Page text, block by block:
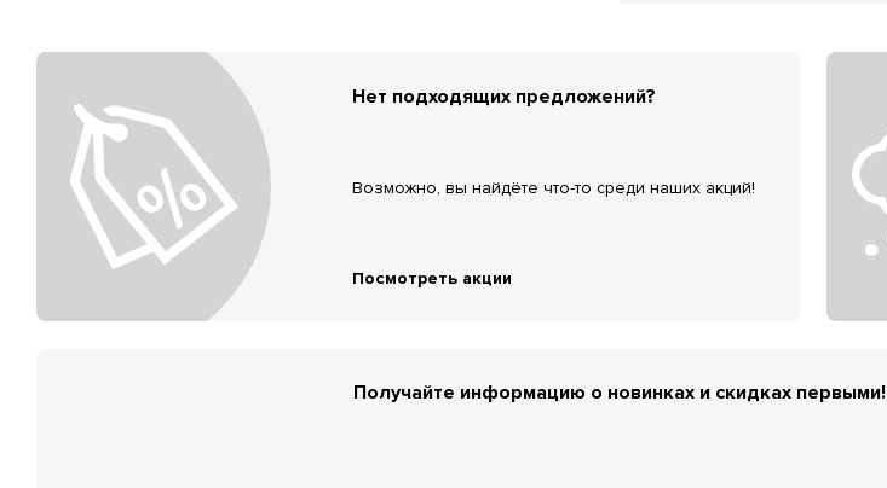
Нет подходящих предложений?
Возможно, вы найдёте что-то среди наших акций!
Посмотреть акции
Получайте информацию о новинках и скидках первыми!